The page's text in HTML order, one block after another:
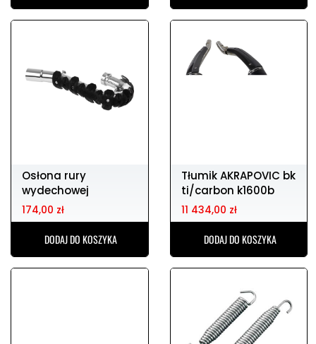
Osłona rury
wydechowej
POLISPORT
174,00 zł
DODAJ DO KOSZYKA
Tłumik AKRAPOVIC bk
ti/carbon k1600b
11 434,00 zł
DODAJ DO KOSZYKA